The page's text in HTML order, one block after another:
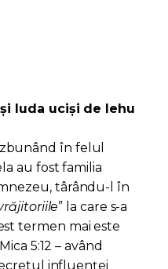
Iuda uciși de Iehu
în felul
au fost familia
târându-l în
” la care s-a
termen mai este
5:12 – având
influenței